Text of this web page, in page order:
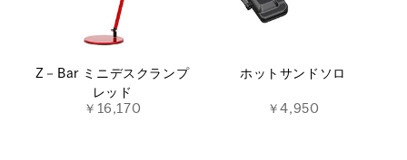
Z－Bar ミニデスクランプ
レッド
￥16,170
ホットサンドソロ
￥4,950